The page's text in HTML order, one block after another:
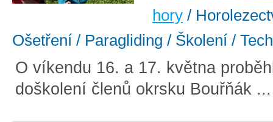
hory /
Ošetření / Paragliding / Školení /
O víkendu 16. a 17. května
doškolení členů okrsku Bouřňák